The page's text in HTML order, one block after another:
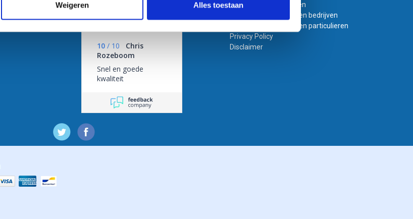
Weigeren Alles toestaan
9.3 / 10 1.837 reviews
10 / 10
Chris
Rozeboom
Snel en goede
kwaliteit
Bestand laten opmaken
Algemene voorwaarden bedrijven
Algemene voorwaarden particulieren
Privacy Policy
Disclaimer